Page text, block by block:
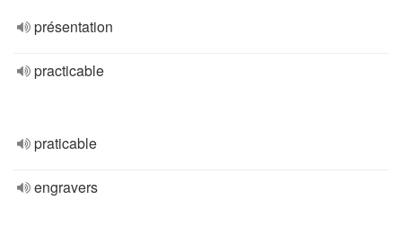
présentation
practicable
praticable
engravers